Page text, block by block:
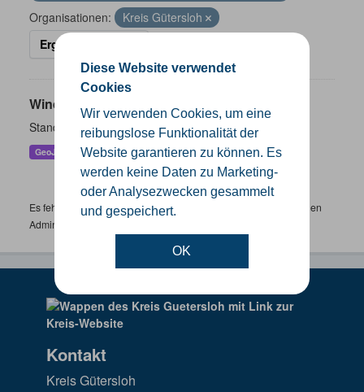
Diese Website verwendet
Cookies
Wir verwenden Cookies, um eine
reibungslose Funktionalität der
Website garantieren zu können. Es
werden keine Daten zu Marketing-
oder Analysezwecken gesammelt
und gespeichert.
OK
Organisationen:
Kreis Gütersloh
Ergebnisse filtern
Windenergieanlagen
Standorte der Windenergieanlagen im Kreis Gütersloh
GeoJSON KML SHP
Es fehlen spezifische Datensätze? Wenden Sie sich bitte an einen
Administrator unter:
Kontakt
Kreis Gütersloh